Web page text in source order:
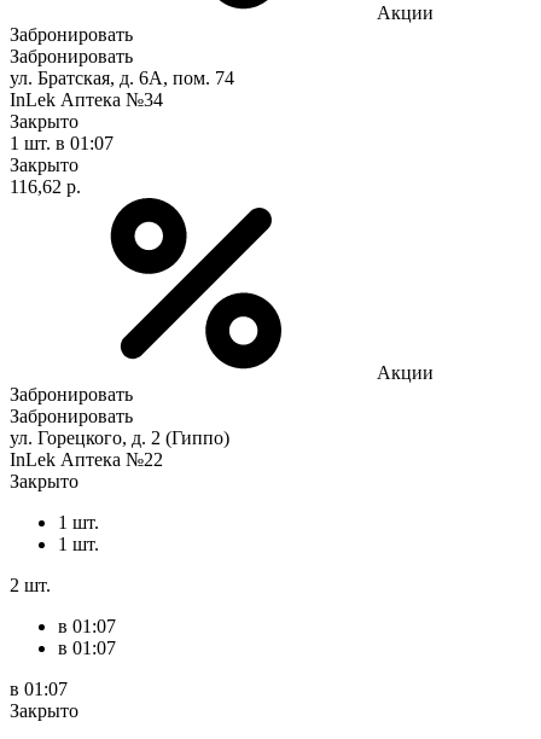
Акции
Забронировать
Забронировать
ул. Братская, д. 6А, пом. 74
InLek Аптека №34
Закрыто
1 шт. в 01:07
Закрыто
116,62 р.
Акции
Забронировать
Забронировать
ул. Горецкого, д. 2 (Гиппо)
InLek Аптека №22
Закрыто
1 шт.
1 шт.
2 шт.
в 01:07
в 01:07
в 01:07
Закрыто